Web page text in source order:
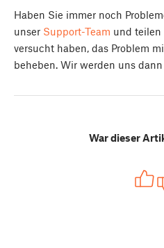
Haben Sie immer noch
unser Support-Team und teilen
versucht haben, das Problem
beheben. Wir werden uns
War dieser